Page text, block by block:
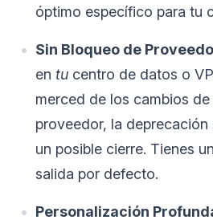
óptimo específico para tu
Sin Bloqueo de
en tu centro de datos o
merced de los cambios
proveedor, la
un posible cierre. Tienes
salida por defecto.
Personalización